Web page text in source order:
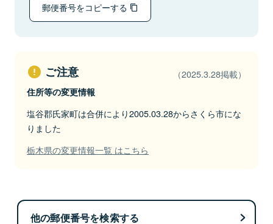
郵便番号をコピーする
ご注意 （2025.3.28掲載）
住所等の変更情報
塩谷郡氏家町は合併により2005.03.28からさくら市にな
りました
栃木県の変更情報一覧 はこちら
他の郵便番号を検索する